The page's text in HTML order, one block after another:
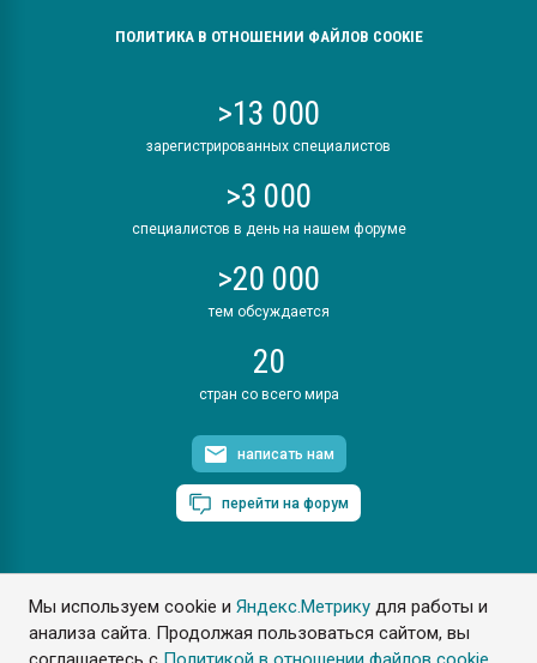
Мы используем cookie иЯндекс.Метрику для работы и
анализа сайта. Продолжая пользоваться сайтом, вы
ПОЛИТИКА В ОТНОШЕНИИ ФАЙЛОВ COOKIE
>13 000
зарегистрированных специалистов
>3 000
специалистов в день на нашем форуме
>20 000
тем обсуждается
20
стран со всего мира
написать нам
перейти на форум
ПластЭксперт © 2006. Все права защищены
Разрешается копирование материалов сайта с обязательной
ссылкой на www.e-plastic.ru